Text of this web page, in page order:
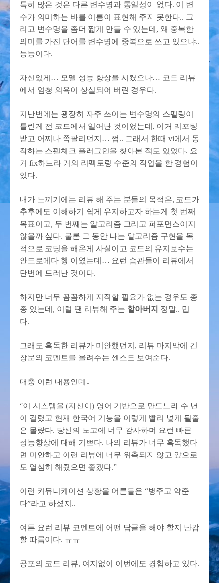
특히 많은 것은 다른 변수명과 통일성이 없다. 이 변
수가 의미하는 바를 이름이 표현해 주지 못한다.. 그
리고 변수명을 좀더 짧게 만들 수 있는데, 왜 중복한
의미를 가진 단어를 변수명에 중복으로 쓰고 있으냐..
등등이다.
자신있게… 모델 성능 향상을 시켰으나… 코드 리뷰
에서 엄청 의욕이 상실되어 버린 경우다.
지난번에는 굉장히 자주 쓰이는 변수명의 스펠링이
틀린게 전 코드에서 일어난 것이었는데, 이거 리포팅
받고 어찌나 쪽팔리던지… 쩝.. 그래서 한때 vi에서 동
작하는 스펠체크 플러그인을 찾아본 적도 있었다. 요
거 fix하느라 거의 리펙토링 수준의 작업을 한 경험이
있다.
내가 느끼기에는 리뷰 해 주는 분들의 목적은, 코드가
추후에도 이해하기 쉽게 유지하고자 하는게 첫 번째
목표이고, 두 번째는 알고리즘 그리고 퍼포먼스이지
않을까 싶다. 물론 그 동안 나는 알고리즘 구현을 목
적으로 코딩을 해온게 사실이고 코드의 유지보수는
안드로메다 행 이였는데… 요런 습관들이 리뷰에서
단번에 드러난 것이다.
하지만 너무 꼼꼼하게 지적할 필요가 없는 경우도 종
종 있는데, 이럴 땐 리뷰해 주는 할아버지 정말.. 밉
다.
그래도 혹독한 리뷰가 미안했던지, 리뷰 마지막에 긴
장문의 코멘트를 올려주는 센스도 보여준다.
대충 이런 내용인데..
“이 시스템을 (자신이) 영어 기반으로 만드느라 수 년
이 걸렸고 현재 한국어 기능을 이렇게 빨리 넣게 될줄
은 몰랐다. 당신의 노고에 너무 감사하며 요런 빠른
성능향상에 대해 기쁘다. 나의 리뷰가 너무 혹독했다
면 미안하고 이런 리뷰에 너무 위축되지 않고 앞으로
도 열심히 해줬으면 좋겠다.”
이런 커뮤니케이션 상황을 어른들은 “병주고 약준
다”라고 하셨지..
여튼 요런 리뷰 코멘트에 어떤 답글을 해야 할지 난감
할 따름이다. ㅠㅠ
공포의 코드 리뷰, 여지없이 이번에도 경험하고 있다.